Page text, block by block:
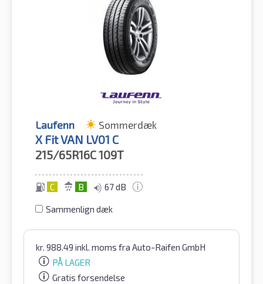
Laufenn Sommerdæk
X Fit VAN LV01 C
215/65R16C109T
C B 67 dB
Sammenlign dæk
kr. 988.49 inkl. moms fra Auto-Raifen GmbH
PÅ LAGER
Gratis forsendelse